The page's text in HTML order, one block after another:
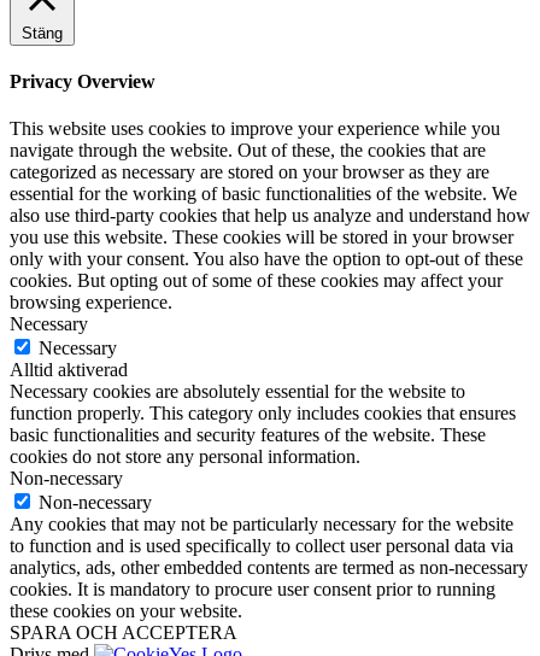
Stäng
Privacy Overview
This website uses cookies to improve your experience while you
navigate through the website. Out of these, the cookies that are
categorized as necessary are stored on your browser as they are
essential for the working of basic functionalities of the website. We
also use third-party cookies that help us analyze and understand how
you use this website. These cookies will be stored in your browser
only with your consent. You also have the option to opt-out of these
cookies. But opting out of some of these cookies may affect your
browsing experience.
Necessary
Necessary
Alltid aktiverad
Necessary cookies are absolutely essential for the website to
function properly. This category only includes cookies that ensures
basic functionalities and security features of the website. These
cookies do not store any personal information.
Non-necessary
Non-necessary
Any cookies that may not be particularly necessary for the website
to function and is used specifically to collect user personal data via
analytics, ads, other embedded contents are termed as non-necessary
cookies. It is mandatory to procure user consent prior to running
these cookies on your website.
SPARA OCH ACCEPTERA